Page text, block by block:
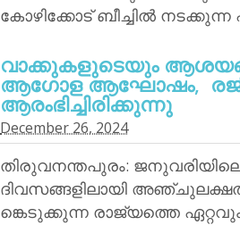
കോഴിക്കോട് ബീച്ചില്‍ നടക്കുന്ന
വാക്കുകളുടെയും
ആഗോള ആഘോഷം,
ആരംഭിച്ചിരിക്കുന്നു
December 26, 2024
തിരുവനന്തപുരം:
ദിവസങ്ങളിലായി
ങ്കെടുക്കുന്ന രാജ്യത്തെ